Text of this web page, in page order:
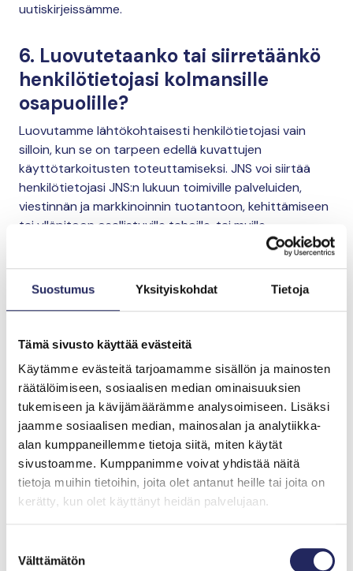
Suostumus Yksityiskohdat Tietoja
Tämä sivusto käyttää evästeitä
Käytämme evästeitä tarjoamamme sisällön ja mainosten
räätälöimiseen, sosiaalisen median ominaisuuksien
tukemiseen ja kävijämäärämme analysoimiseen. Lisäksi
jaamme sosiaalisen median, mainosalan ja analytiikka-
alan kumppaneillemme tietoja siitä, miten käytät
sivustoamme. Kumppanimme voivat yhdistää näitä
tietoja muihin tietoihin, joita olet antanut heille tai joita on
kerätty, kun olet käyttänyt heidän palvelujaan.
valinta
Välttämätön
uutiskirjeissämme.
6. Luovutetaanko tai siirretäänkö
henkilötietojasi kolmansille
osapuolille?
Luovutamme lähtökohtaisesti henkilötietojasi vain
silloin, kun se on tarpeen edellä kuvattujen
käyttötarkoitusten toteuttamiseksi. JNS voi siirtää
henkilötietojasi JNS:n lukuun toimiville palveluiden,
viestinnän ja markkinoinnin tuotantoon, kehittämiseen
tai ylläpitoon osallistuville tahoille, tai muille
yhteistyökumppaneilleen ja nämä tahot voivat
kuvattuja henkilötietojen käsittelytarkoituksia varten.
kumppaneitamme ovat mm. Sanoma Media Finland Oy,
Etätapaamisia Oy. Lisäksi henkilötietoja voidaan siirtää
IT-palvelujen tarjoajille, ohjelmistojen ylläpitäjille,
kirjanpitotoimistolle, tai muille vastaaville alihankkijoille
ja palveluntarjoajille. JNS huolehtii tarvittavien
Tietosuojalainsäädännön mukaisten sopimusten
tekemisestä tällaisten kolmansien tahojen kanssa
henkilötietojen käsittelyä varten.
merkkipäiväkeräykseen lahjoituksella, toimitamme
nimesi kyseisen keräyksen järjestäjälle. Henkilötietojasi